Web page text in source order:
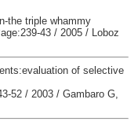
the triple whammy
43 / 2005 / Loboz
of selective
52 / 2003 / Gambaro G,